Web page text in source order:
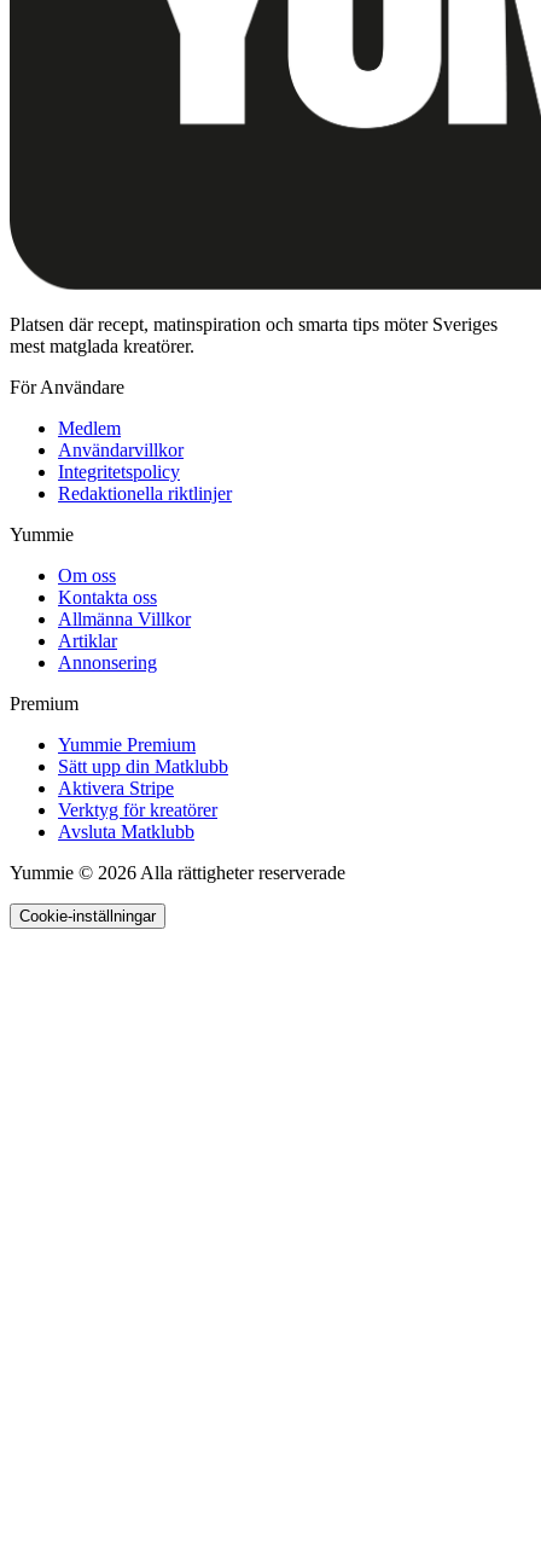
Platsen där recept, matinspiration och smarta tips möter Sveriges
mest matglada kreatörer.
För Användare
Medlem
Användarvillkor
Integritetspolicy
Redaktionella riktlinjer
Yummie
Om oss
Kontakta oss
Allmänna Villkor
Artiklar
Annonsering
Premium
Yummie Premium
Sätt upp din Matklubb
Aktivera Stripe
Verktyg för kreatörer
Avsluta Matklubb
Yummie © 2026 Alla rättigheter reserverade
Cookie-inställningar